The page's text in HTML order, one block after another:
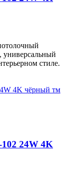
универсальный
стиле.
24W 4K